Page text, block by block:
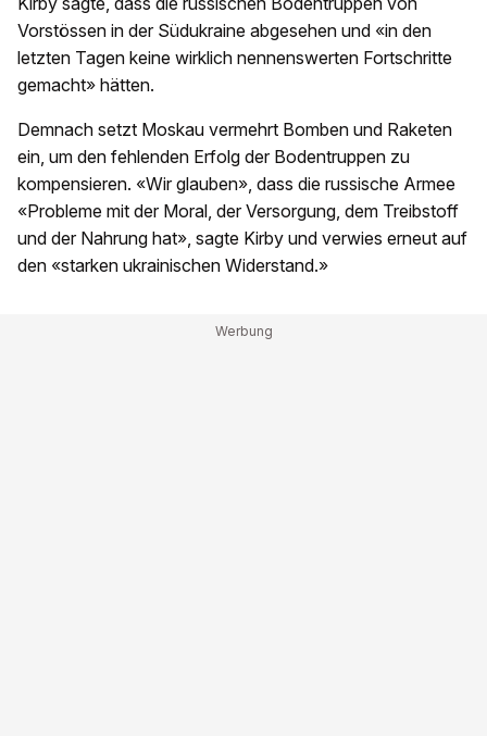
Vorstössen in der Südukraine abgesehen und «in den
letzten Tagen keine wirklich nennenswerten Fortschritte
gemacht» hätten.
Demnach setzt Moskau vermehrt Bomben und Raketen
ein, um den fehlenden Erfolg der Bodentruppen zu
kompensieren. «Wir glauben», dass die russische Armee
«Probleme mit der Moral, der Versorgung, dem Treibstoff
und der Nahrung hat», sagte Kirby und verwies erneut auf
den «starken ukrainischen Widerstand.»